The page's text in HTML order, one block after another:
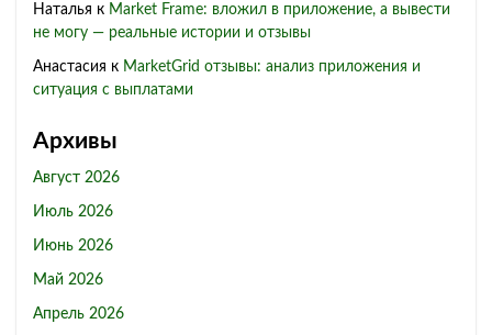
Наталья к Market Frame: вложил в приложение, а вывести
не могу — реальные истории и отзывы
Анастасия к MarketGrid отзывы: анализ приложения и
ситуация с выплатами
Архивы
Август 2026
Июль 2026
Июнь 2026
Май 2026
Апрель 2026